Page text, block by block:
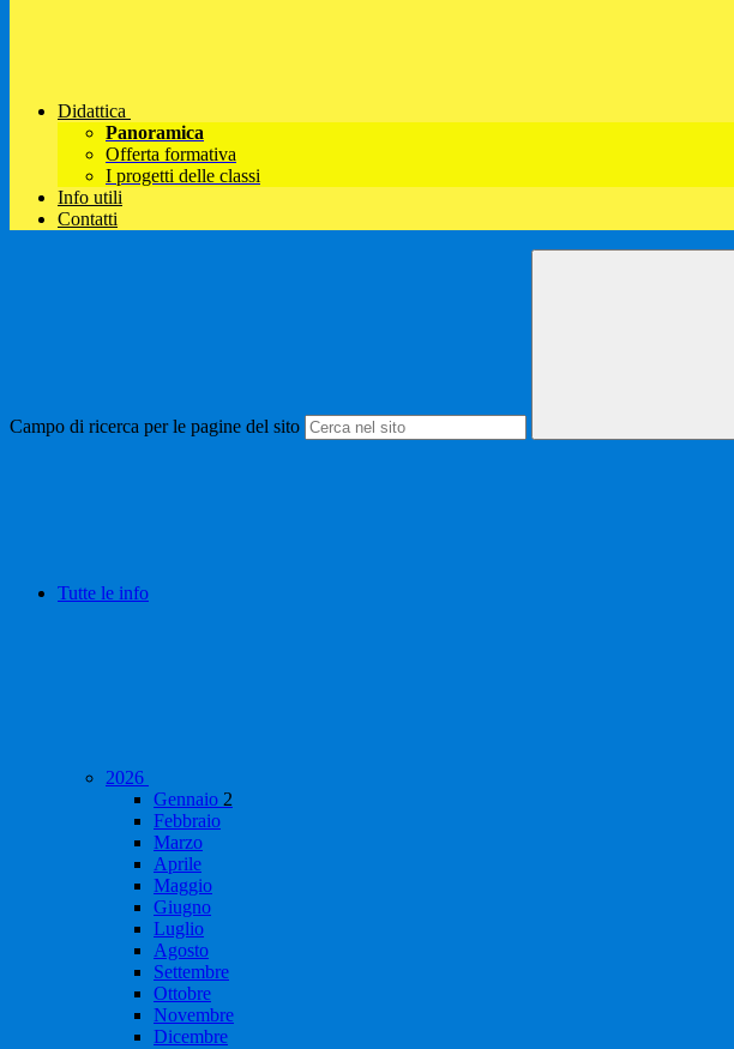
Didattica
Panoramica
Offerta formativa
I progetti delle classi
Info utili
Contatti
Campo di ricerca per le pagine del sito
Tutte le info
2026
Gennaio 2
Febbraio
Marzo
Aprile
Maggio
Giugno
Luglio
Agosto
Settembre
Ottobre
Novembre
Dicembre